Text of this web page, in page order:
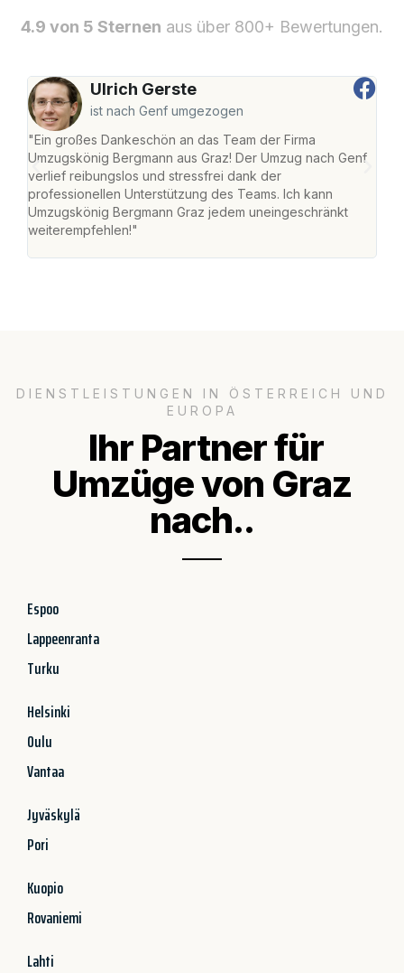
4.9 von 5 Sternen aus über 800+ Bewertungen.
Ulrich Gerste
ist nach Genf umgezogen
"Ein großes Dankeschön an das Team der Firma
Umzugskönig Bergmann aus Graz! Der Umzug nach Genf
verlief reibungslos und stressfrei dank der
professionellen Unterstützung des Teams. Ich kann
Umzugskönig Bergmann Graz jedem uneingeschränkt
weiterempfehlen!"
DIENSTLEISTUNGEN IN ÖSTERREICH UND
EUROPA
Ihr Partner für
Umzüge von Graz
nach..
Espoo
Lappeenranta
Turku
Helsinki
Oulu
Vantaa
Jyväskylä
Pori
Kuopio
Rovaniemi
Lahti